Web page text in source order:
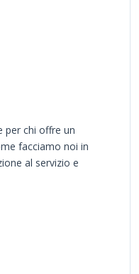
per chi offre un
facciamo noi in
al servizio e